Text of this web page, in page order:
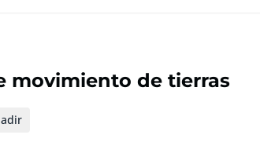
movimiento de tierras